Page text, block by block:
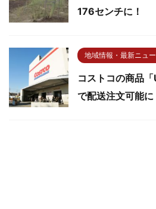
176センチに！
地域情報・最新ニュ
コストコの商品
で配送注文可能に